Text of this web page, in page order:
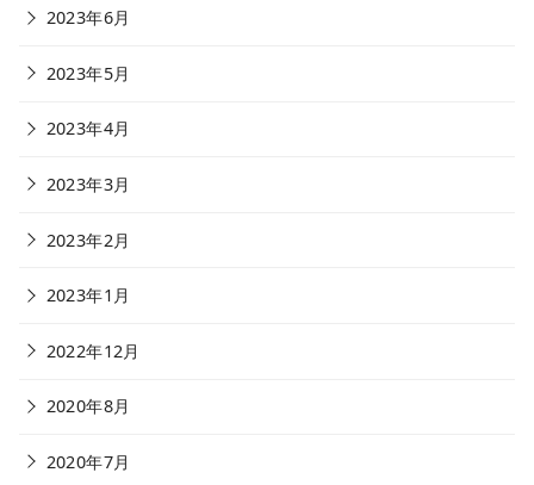
2023年6月
2023年5月
2023年4月
2023年3月
2023年2月
2023年1月
2022年12月
2020年8月
2020年7月